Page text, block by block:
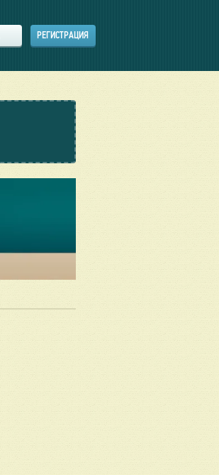
РЕГИСТРАЦИЯ